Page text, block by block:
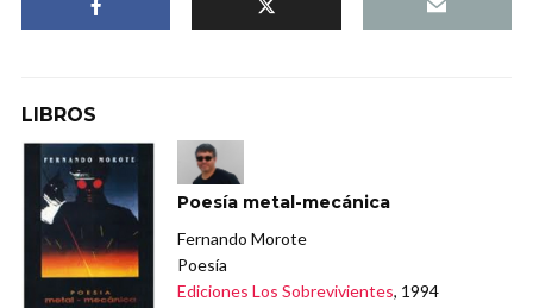
LIBROS
Poesía metal-mecánica
Fernando Morote
Poesía
Ediciones Los Sobrevivientes, 1994